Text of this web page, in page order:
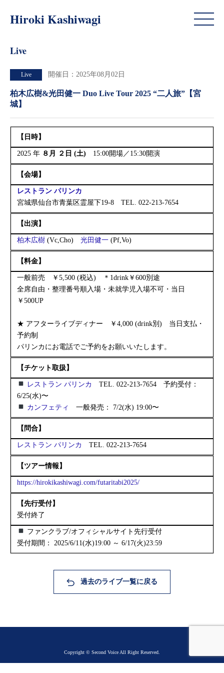
Hiroki Kashiwagi
Live
Live 開催日：2025年08月02日
柏木広樹&光田健一 Duo Live Tour 2025 “二人旅”【宮
城】
【日時】
2025 年 ８月 ２日 (土) 15:00開場／15:30開演
【会場】
レストラン パリンカ
宮城県仙台市青葉区霊屋下19-8 TEL. 022-213-7654
【出演】
柏木広樹 (Vc,Cho) 光田健一 (Pf,Vo)
【料金】
一般前売 ￥5,500 (税込) ＊1drink￥600別途
全席自由・整理番号順入場・未就学児入場不可・当日
￥500UP
★ アフターライブディナー ￥4,000 (drink別) 当日支払・
予約制
パリンカにお電話でご予約をお願いいたします。
【チケット取扱】
レストラン パリンカ
TEL. 022-213-7654 予約受付：
6/25(水)〜
カンフェティ
一般発売： 7/2(水) 19:00〜
【問合】
レストラン パリンカ TEL. 022-213-7654
【ツアー情報】
https://hirokikashiwagi.com/futaritabi2025/
【先行受付】
受付終了
ファンクラブ/オフィシャルサイト先行受付
受付期間： 2025/6/11(水)19:00 ～ 6/17(火)23:59
過去のライブ一覧に戻る
Copyright © Second Voice All Right Reserved.